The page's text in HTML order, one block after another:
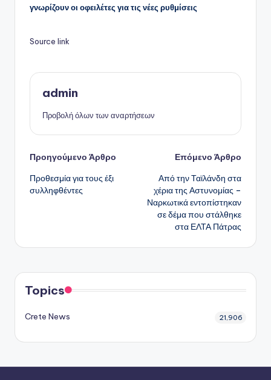
γνωρίζουν οι οφειλέτες για τις νέες ρυθμίσεις
Source link
admin
Προβολή όλων των αναρτήσεων
Πλοήγηση
δημοσιεύσεων
Προηγούμενο Άρθρο
Προθεσμία για τους έξι
συλληφθέντες
Επόμενο Άρθρο
Από την Ταϊλάνδη στα
χέρια της Αστυνομίας –
Ναρκωτικά εντοπίστηκαν
σε δέμα που στάλθηκε
στα ΕΛΤΑ Πάτρας
Topics
Crete News 21,906